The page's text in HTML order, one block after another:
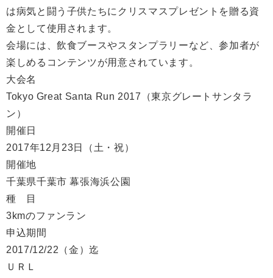
は病気と闘う子供たちにクリスマスプレゼントを贈る資
金として使用されます。
会場には、飲食ブースやスタンプラリーなど、参加者が
楽しめるコンテンツが用意されています。
大会名
Tokyo Great Santa Run 2017（東京グレートサンタラ
ン）
開催日
2017年12月23日（土・祝）
開催地
千葉県千葉市 幕張海浜公園
種 目
3kmのファンラン
申込期間
2017/12/22（金）迄
ＵＲＬ